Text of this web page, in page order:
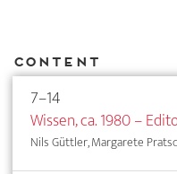
Content
7–14
Wissen, ca. 1980 –
Nils Güttler, Margarete